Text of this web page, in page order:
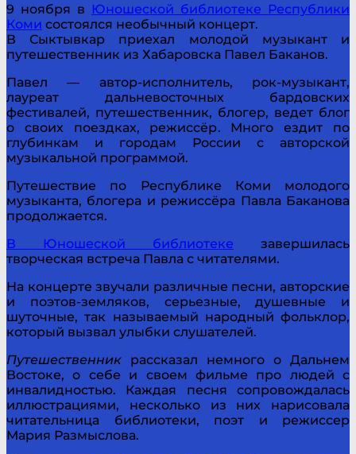
9 ноября в Юношеской библиотеке Республики
Коми состоялся необычный концерт.
В Сыктывкар приехал молодой музыкант и
путешественник из Хабаровска Павел Баканов.
Павел — автор-исполнитель, рок-музыкант,
лауреат дальневосточных бардовских
фестивалей, путешественник, блогер, ведет блог
о своих поездках, режиссёр. Много ездит по
глубинкам и городам России с авторской
музыкальной программой.
Путешествие по Республике Коми молодого
музыканта, блогера и режиссёра Павла Баканова
продолжается.
В Юношеской библиотеке завершилась
творческая встреча Павла с читателями.
На концерте звучали различные песни, авторские
и поэтов-земляков, серьезные, душевные и
шуточные, так называемый народный фольклор,
который вызвал улыбки слушателей.
Путешественник рассказал немного о Дальнем
Востоке, о себе и своем фильме про людей с
инвалидностью. Каждая песня сопровождалась
иллюстрациями, несколько из них нарисовала
читательница библиотеки, поэт и режиссер
Мария Размыслова.